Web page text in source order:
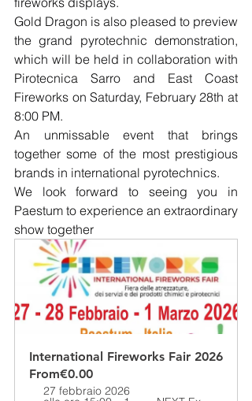
Gold Dragon is also pleased to preview
the grand pyrotechnic demonstration,
which will be held in collaboration with
Pirotecnica Sarro and East Coast
Fireworks on Saturday, February 28th at
8:00 PM.
An unmissable event that brings
together some of the most prestigious
brands in international pyrotechnics.
We look forward to seeing you in
Paestum to experience an extraordinary
show together
International Fireworks Fair 2026
From€0.00
27 febbraio 2026